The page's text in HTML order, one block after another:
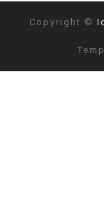
Copyright ©